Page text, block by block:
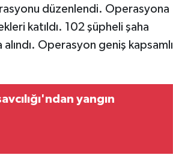
düzenlendi. Operasyona
katıldı. 102 şüpheli şaha
Operasyon geniş kapsamlı
yangın